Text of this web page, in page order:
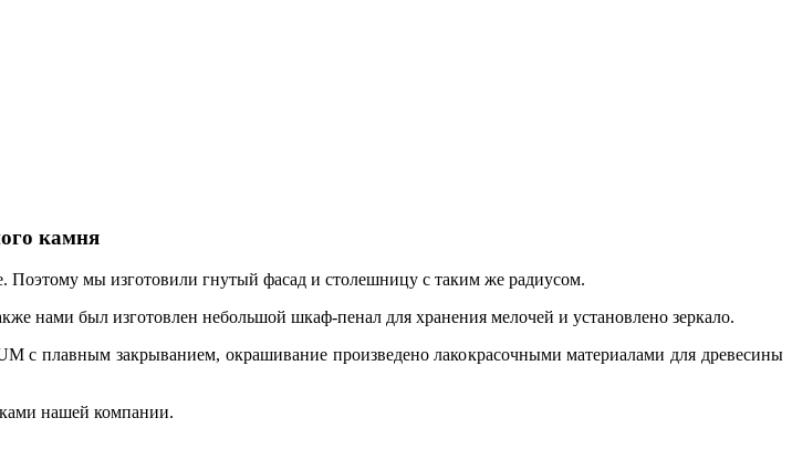
камня
мы изготовили гнутый фасад и столешницу с таким же радиусом.
нами был изготовлен небольшой шкаф-пенал для хранения мелочей и установлено зеркало.
с плавным закрыванием, окрашивание произведено лакокрасочными материалами для древесины
нашей компании.